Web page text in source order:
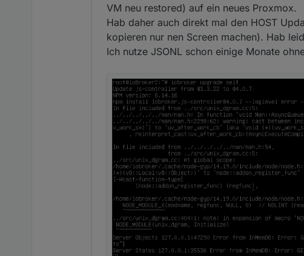
VM neu restored) auf ein neues Proxmox.
Hab daher auch direkt mal den HOST
kopieren nur nen Screen machen). Hab
Ich nutze JSONL schon einige Monate